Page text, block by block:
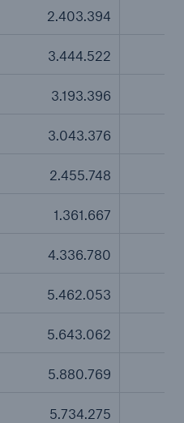
2.403.394
3.444.522
3.193.396
3.043.376
2.455.748
1.361.667
4.336.780
5.462.053
5.643.062
5.880.769
5.734.275